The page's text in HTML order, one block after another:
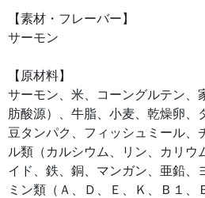
【素材・フレーバー】
サーモン
【原材料】
サーモン、米、コーングルテン、
肪酸源）、牛脂、小麦、乾燥卵、
豆タンパク、フィッシュミール、
ル類（カルシウム、リン、カリウ
イド、鉄、銅、マンガン、亜鉛、
ミン類（Ａ、Ｄ、Ｅ、Ｋ、Ｂ１、